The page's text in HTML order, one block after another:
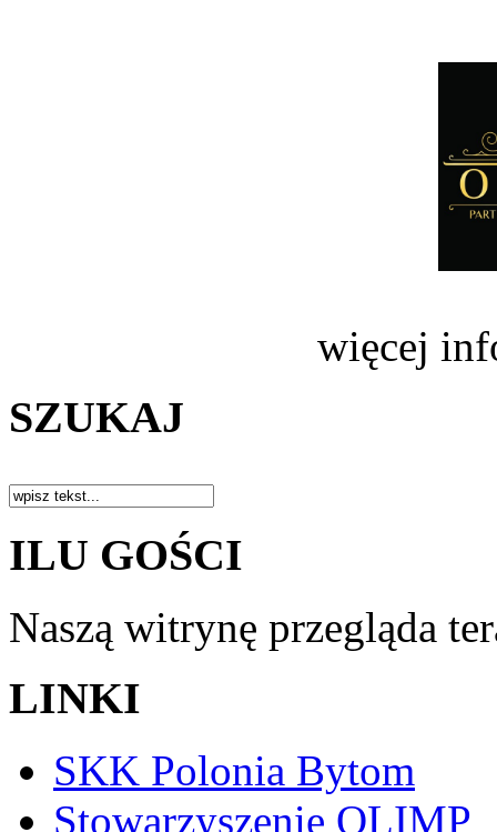
więcej
SZUKAJ
ILU GOŚCI
Naszą witrynę przegląda
LINKI
SKK Polonia Bytom
Stowarzyszenie OLIMP